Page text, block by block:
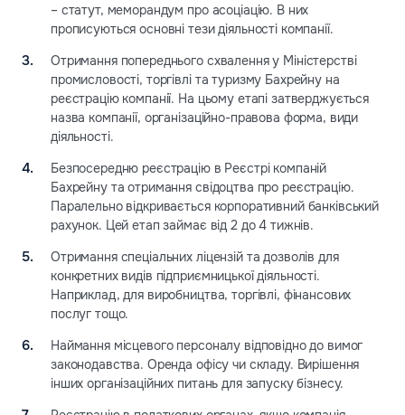
– статут, меморандум про асоціацію. В них
прописуються основні тези діяльності компанії.
Отримання попереднього схвалення у Міністерстві
промисловості, торгівлі та туризму Бахрейну на
реєстрацію компанії. На цьому етапі затверджується
назва компанії, організаційно-правова форма, види
діяльності.
Безпосередню реєстрацію в Реєстрі компаній
Бахрейну та отримання свідоцтва про реєстрацію.
Паралельно відкривається корпоративний банківський
рахунок. Цей етап займає від 2 до 4 тижнів.
Отримання спеціальних ліцензій та дозволів для
конкретних видів підприємницької діяльності.
Наприклад, для виробництва, торгівлі, фінансових
послуг тощо.
Наймання місцевого персоналу відповідно до вимог
законодавства. Оренда офісу чи складу. Вирішення
інших організаційних питань для запуску бізнесу.